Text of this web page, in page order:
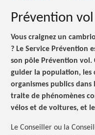
Prévention vol
Vous craignez un
? Le Service Prévention
son pôle Prévention vol.
guider la population, les
organismes publics dans
traite de phénomènes
vélos et de voitures, et
Le Conseiller ou la